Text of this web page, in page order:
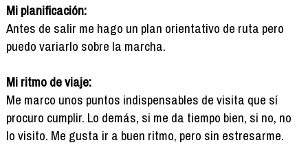
Mi planificación:
Antes de salir me hago un plan orientativo de ruta pero
puedo variarlo sobre la marcha.
Mi ritmo de viaje:
Me marco unos puntos indispensables de visita que sí
procuro cumplir. Lo demás, si me da tiempo bien, si no, no
lo visito. Me gusta ir a buen ritmo, pero sin estresarme.